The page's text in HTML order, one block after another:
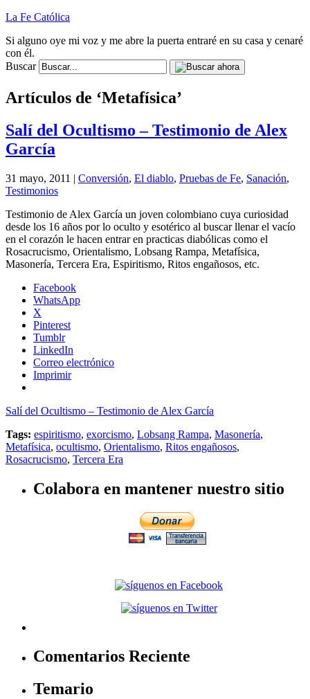
La Fe Católica
Si alguno oye mi voz y me abre la puerta entraré en su casa y cenaré
con él.
Buscar
Artículos de ‘Metafísica’
Salí del Ocultismo – Testimonio de Alex
García
31 mayo, 2011 | Conversión, El diablo, Pruebas de Fe, Sanación,
Testimonios
Testimonio de Alex García un joven colombiano cuya curiosidad
desde los 16 años por lo oculto y esotérico al buscar llenar el vacío
en el corazón le hacen entrar en practicas diabólicas como el
Rosacrucismo, Orientalismo, Lobsang Rampa, Metafísica,
Masonería, Tercera Era, Espiritismo, Ritos engañosos, etc.
Facebook
WhatsApp
X
Pinterest
Tumblr
LinkedIn
Correo electrónico
Imprimir
Salí del Ocultismo – Testimonio de Alex García
Tags: espiritismo, exorcismo, Lobsang Rampa, Masonería,
Metafísica, ocultismo, Orientalismo, Ritos engañosos,
Rosacrucismo, Tercera Era
Colabora en mantener nuestro sitio
Comentarios Reciente
Temario